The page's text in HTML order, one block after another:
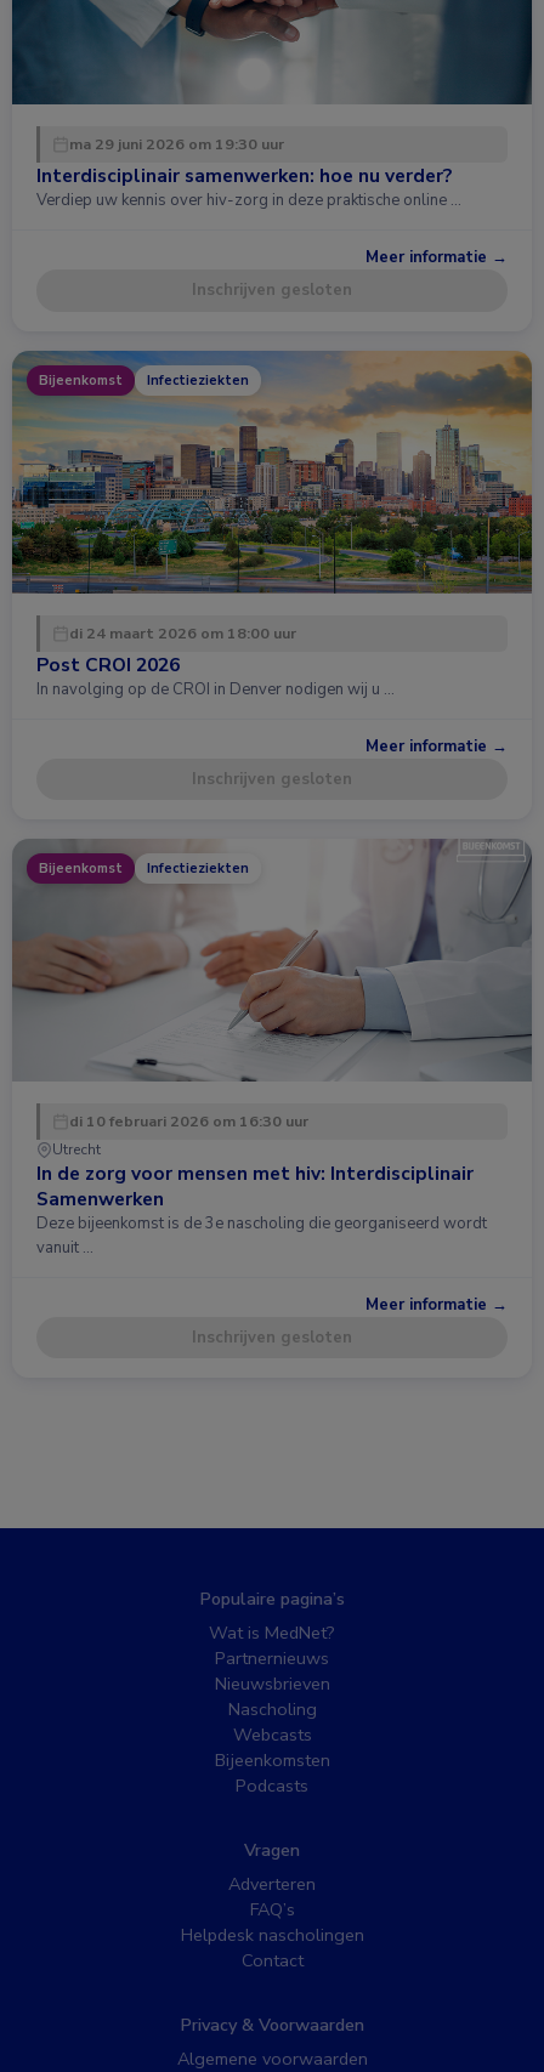
ma 29 juni 2026 om 19:30 uur
Interdisciplinair samenwerken: hoe nu verder?
Verdiep uw kennis over hiv-zorg in deze praktische online …
Meer informatie →
Inschrijven gesloten
Bijeenkomst Infectieziekten
di 24 maart 2026 om 18:00 uur
Post CROI 2026
In navolging op de CROI in Denver nodigen wij u …
Meer informatie →
Inschrijven gesloten
Bijeenkomst Infectieziekten
di 10 februari 2026 om 16:30 uur
Utrecht
In de zorg voor mensen met hiv: Interdisciplinair
Samenwerken
Deze bijeenkomst is de 3e nascholing die georganiseerd wordt
vanuit …
Meer informatie →
Inschrijven gesloten
Populaire pagina’s
Wat is MedNet?
Partnernieuws
Nieuwsbrieven
Nascholing
Webcasts
Bijeenkomsten
Podcasts
Vragen
Adverteren
FAQ’s
Helpdesk nascholingen
Contact
Privacy & Voorwaarden
Algemene voorwaarden